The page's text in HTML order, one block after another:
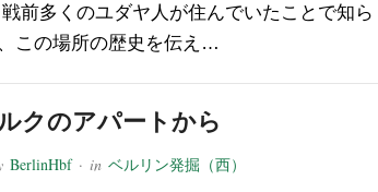
前多くのユダヤ人が住んでいたことで知ら
この場所の歴史を伝え…
クのアパートから
BerlinHbf· in ベルリン発掘（西）